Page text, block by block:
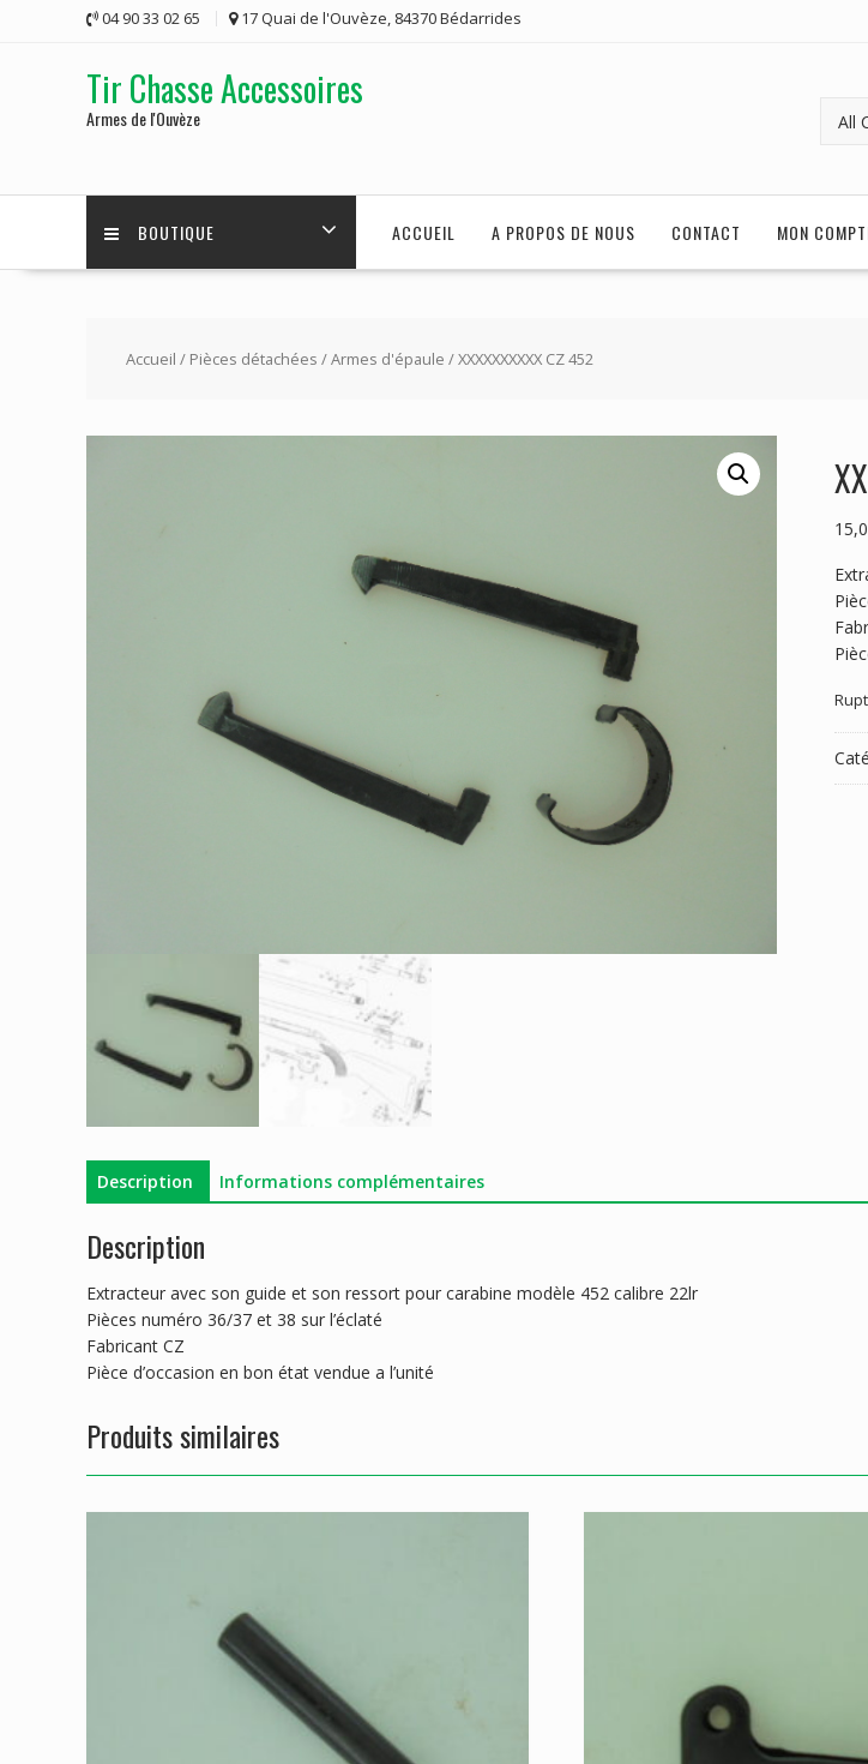
04 90 33 02 65 17 Quai de l'Ouvèze, 84370 Bédarrides
Tir Chasse Accessoires
Armes de l'Ouvèze
BOUTIQUE ACCUEIL A PROPOS DE NOUS CONTACT MON
Accueil / Pièces détachées /Armes d'épaule / XXXXXXXXXX CZ 452
Description Informations complémentaires
Description
Extracteur avec son guide et son ressort pour carabine modèle 452 calibre 22lr
Pièces numéro 36/37 et 38 sur l’éclaté
Fabricant CZ
Pièce d’occasion en bon état vendue a l’unité
Produits similaires